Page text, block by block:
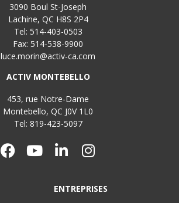
3090 Boul St-Joseph
Lachine, QC H8S 2P4
Tel: 514-403-0503
Fax: 514-538-9900
luce.morin@activ-ca.com
ACTIV MONTEBELLO
453, rue Notre-Dame
Montebello, QC J0V 1L0
Tel: 819-423-5097
ENTREPRISES